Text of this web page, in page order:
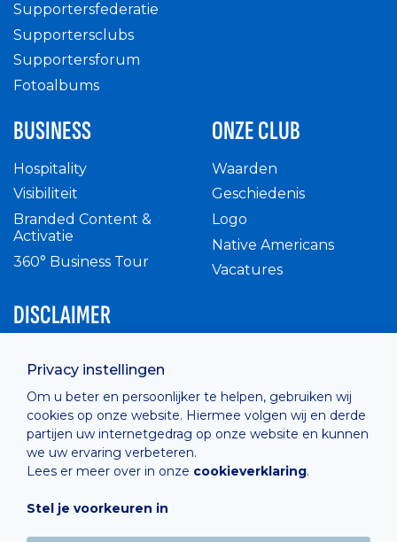
Privacy instellingen
Om u beter en persoonlijker te helpen, gebruiken wij
cookies op onze website. Hiermee volgen wij en derde
partijen uw internetgedrag op onze website en kunnen
we uw ervaring verbeteren.
Lees er meer over in onze cookieverklaring.
Stel je voorkeuren in
Supportersfederatie
Supportersclubs
Supportersforum
Fotoalbums
BUSINESS
Hospitality
Visibiliteit
Branded Content &
Activatie
360° Business Tour
ONZE CLUB
Waarden
Geschiedenis
Logo
Native Americans
Vacatures
DISCLAIMER
Privacy Policy
Cashless
verkoopsvoorwaarden
Cookie Policy